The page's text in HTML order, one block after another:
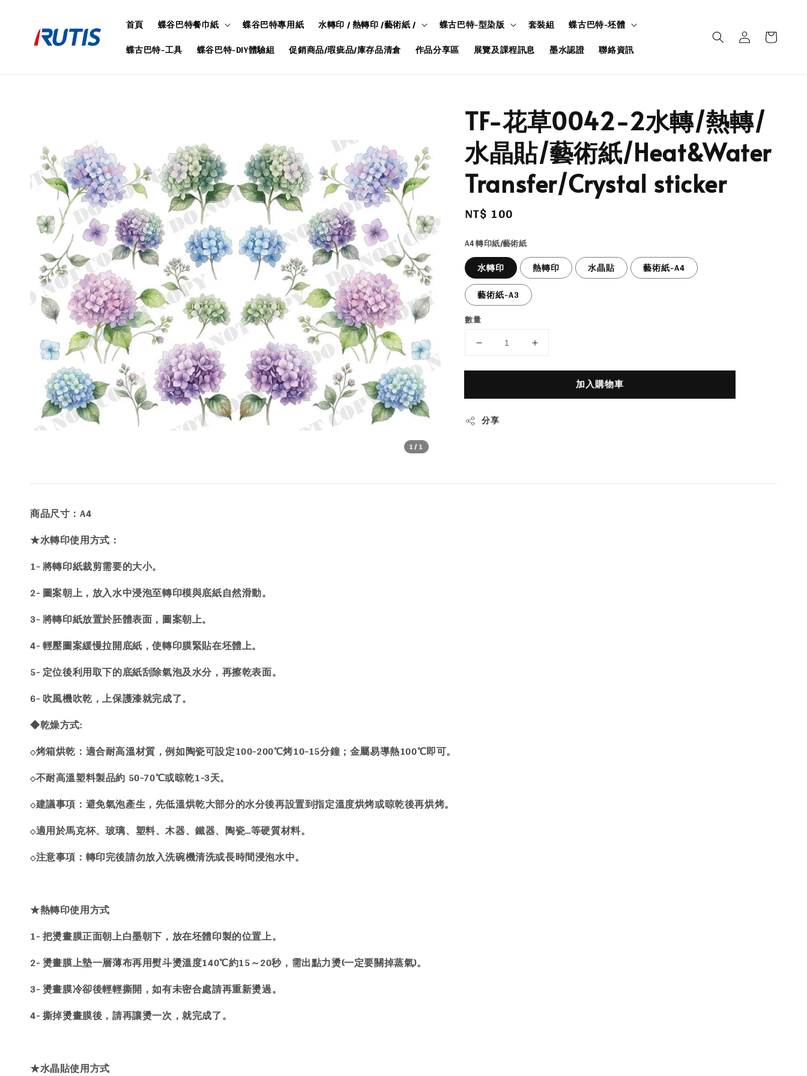
首頁 蝶谷巴特餐巾紙 蝶谷巴特專用紙 水轉印 / 熱轉印 /藝術紙 / 蝶古巴特-型染版 套裝組
蝶古巴特-坯體
蝶古巴特-工具
蝶谷巴特-DIY體驗組 促銷商品/瑕疵品/庫存品清倉 作品分享區 展覽及課程訊息 墨水認證 聯絡資訊
1/1
TF-花草0042-2水轉/熱轉/
水晶貼/藝術紙/Heat&Water
Transfer/Crystal sticker
Regular
NT$ 100
A4 轉印紙/藝術紙
水轉印 熱轉印 水晶貼
藝術紙-A4
藝術紙-A3
數量
加入購物車
分享
商品尺寸：A4
★水轉印使用方式：
1- 將轉印紙裁剪需要的大小。
2- 圖案朝上，放入水中浸泡至轉印模與底紙自然滑動。
3- 將轉印紙放置於胚體表面，圖案朝上。
4- 輕壓圖案緩慢拉開底紙，使轉印膜緊貼在坯體上。
5- 定位後利用取下的底紙刮除氣泡及水分，再擦乾表面。
6- 吹風機吹乾，上保護漆就完成了。
◆乾燥方式:
◇烤箱烘乾：適合耐高溫材質，例如陶瓷可設定100-200℃烤10-15分鐘；金屬易導熱100℃即可。
◇不耐高溫塑料製品約 50-70℃或晾乾1-3天。
◇建議事項：避免氣泡產生，先低溫烘乾大部分的水分後再設置到指定溫度烘烤或晾乾後再烘烤。
◇適用於馬克杯、玻璃、塑料、木器、鐵器、陶瓷…等硬質材料。
◇注意事項：轉印完後請勿放入洗碗機清洗或長時間浸泡水中。
★熱轉印使用方式
1- 把燙畫膜正面朝上白墨朝下，放在坯體印製的位置上。
2- 燙畫膜上墊一層薄布再用熨斗燙溫度140℃約15～20秒，需出點力燙(一定要關掉蒸氣)。
3- 燙畫膜冷卻後輕輕撕開，如有未密合處請再重新燙過。
4- 撕掉燙畫膜後，請再讓燙一次，就完成了。
★水晶貼使用方式